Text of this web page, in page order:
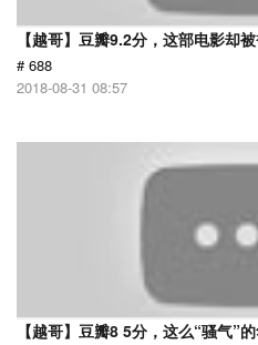
【越哥】豆瓣9.2分，这部电影却
# 688
2018-08-31 08:57
【越哥】豆瓣8 5分，这么“骚气”